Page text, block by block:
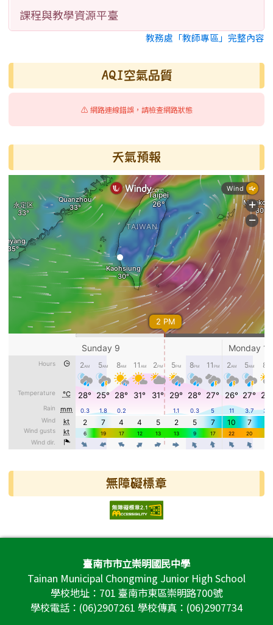
課程與教學資源平臺
教務處「教師專區」完整內容
AQI空氣品質
⚠️ 網路連線錯誤，請檢查網路狀態
天氣預報
無障礙標章
頁尾區域內容臺南市市立崇明國民中學
Tainan Municipal Chongming Junior High School
學校地址：701 臺南市東區崇明路700號
學校電話：(06)2907261 學校傳真：(06)2907734